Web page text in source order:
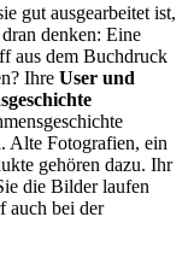
gut ausgearbeitet ist,
denken: Eine
aus dem Buchdruck
Ihre User und
Alte Fotografien, ein
gehören dazu. Ihr
die Bilder laufen
auch bei der